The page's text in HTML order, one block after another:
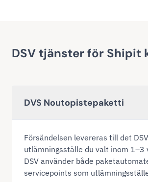
DSV tjänster för Shipit
DVS Noutopistepaketti
Försändelsen levereras till det
utlämningsställe du valt inom 1–3
DSV använder både
servicepoints som